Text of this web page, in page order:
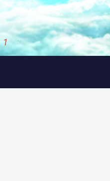
1 / 3